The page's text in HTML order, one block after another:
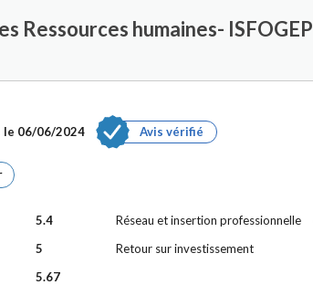
Ressources humaines- ISFOGEP
le 06/06/2024 Avis vérifié
5.4
5
5.67
Réseau et insertion professionnelle
Retour sur investissement